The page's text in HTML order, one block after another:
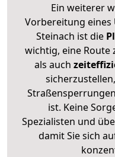
Ein weiterer
Vorbereitung eines
Steinach ist die
wichtig, eine Route
als auch
ist. Keine
Spezialisten und
damit Sie sich